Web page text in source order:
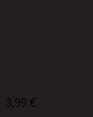
3,99 €